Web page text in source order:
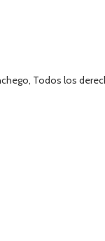
Todos los